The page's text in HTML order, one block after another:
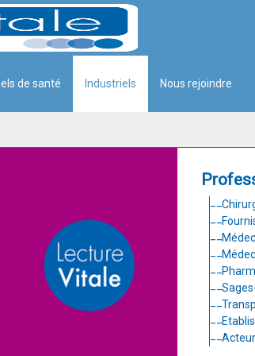
de santé Industriels Nous rejoindre